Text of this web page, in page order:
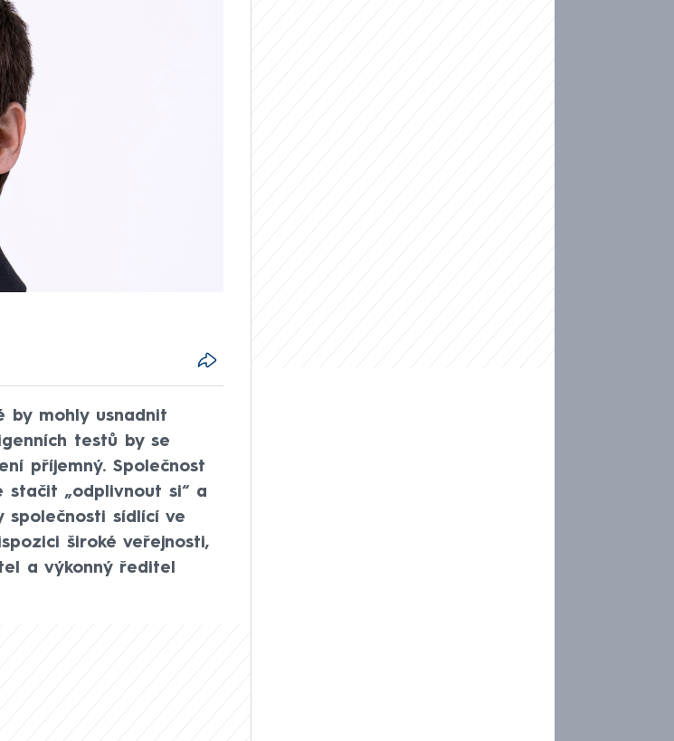
by mohly usnadnit
testů by se
příjemný. Společnost
stačit „odplivnout si“ a
společnosti sídlící ve
široké veřejnosti,
a výkonný ředitel